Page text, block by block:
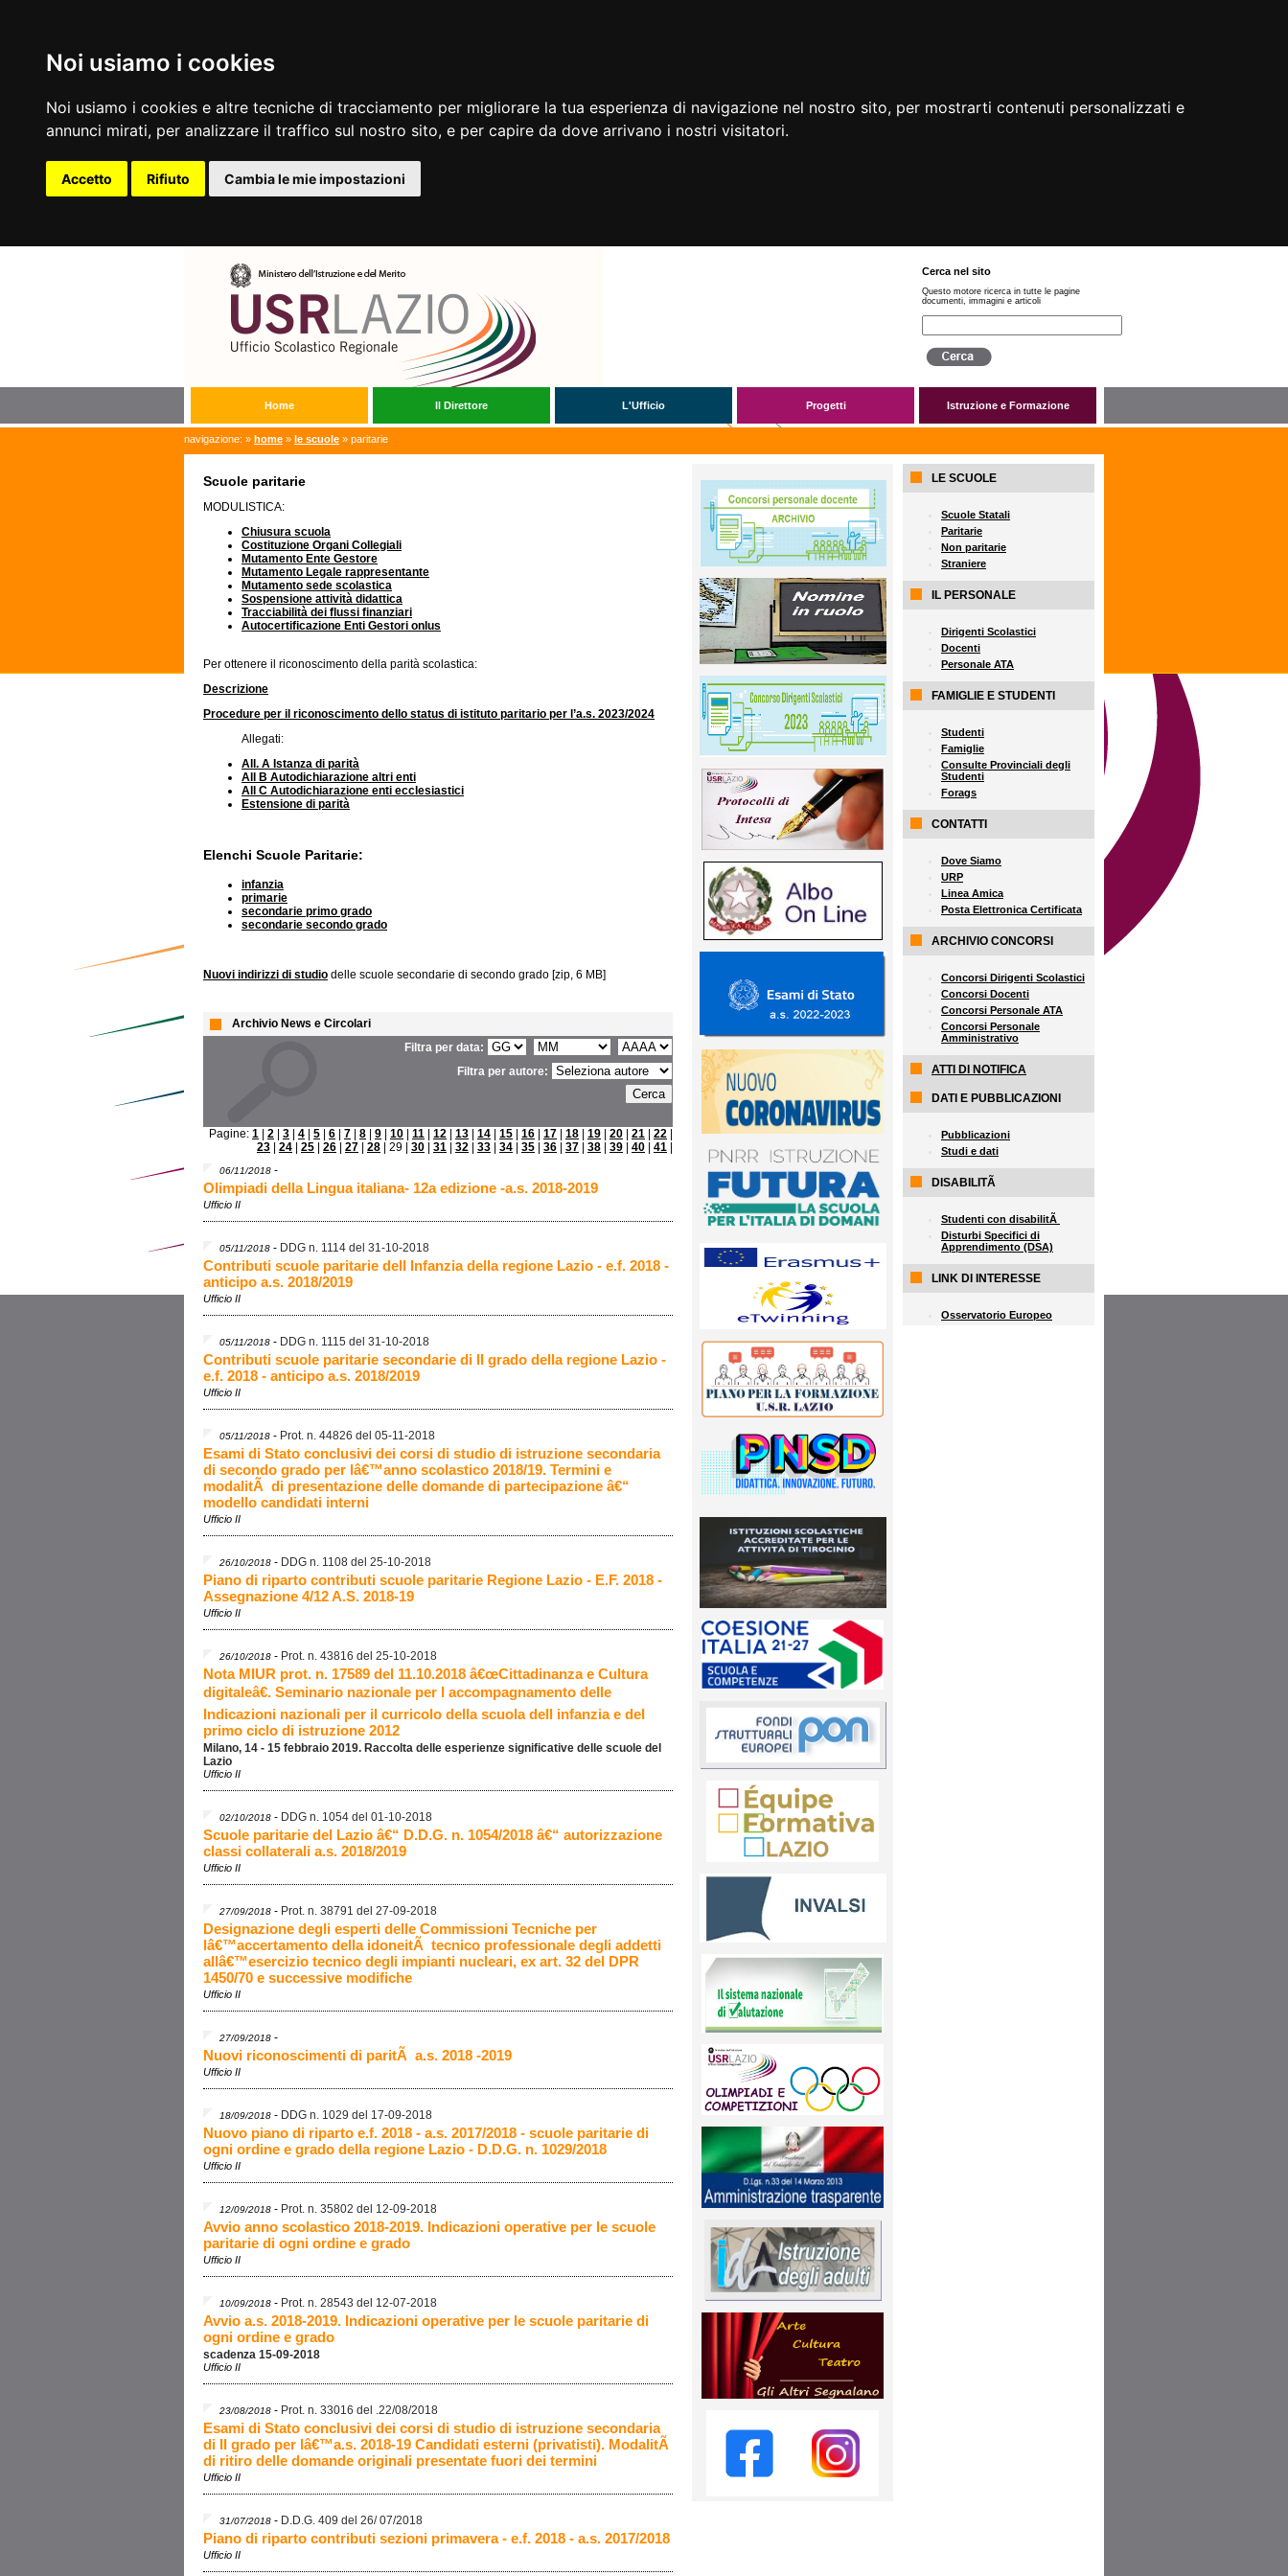
Noi usiamo i cookies
Noi usiamo i cookies e altre tecniche di tracciamento per migliorare la tua esperienza di navigazione nel nostro sito, per mostrarti contenuti personalizzati e
annunci mirati, per analizzare il traffico sul nostro sito, e per capire da dove arrivano i nostri visitatori.
Accetto Rifiuto Cambia le mie impostazioni
Cerca nel sito
Questo motore ricerca in tutte le pagine
documenti, immagini e articoli
Home Il Direttore L'Ufficio Progetti Istruzione e Formazione
navigazione: » home » le scuole » paritarie
Scuole paritarie
MODULISTICA:
Chiusura scuola
Costituzione Organi Collegiali
Mutamento Ente Gestore
Mutamento Legale rappresentante
Mutamento sede scolastica
Sospensione attività didattica
Tracciabilità dei flussi finanziari
Autocertificazione Enti Gestori onlus
Per ottenere il riconoscimento della parità scolastica:
Descrizione
Procedure per il riconoscimento dello status di istituto paritario per l’a.s. 2023/2024
Allegati:
All. A Istanza di parità
All B Autodichiarazione altri enti
All C Autodichiarazione enti ecclesiastici
Estensione di parità
Elenchi Scuole Paritarie:
infanzia
primarie
secondarie primo grado
secondarie secondo grado
Nuovi indirizzi di studio delle scuole secondarie di secondo grado [zip, 6 MB]
Archivio News e Circolari
Filtra per data:
Filtra per autore:
Pagine: 1 2 3 4 5 6 7 8 9 10 11 12 13 14 15 16 17 18 19 20 21 22
23
24 25 26 27 28 | 29 | 30 31 32 33 34 35 36 37 38 39 40 41
06/11/2018 -
Olimpiadi della Lingua italiana- 12a edizione -a.s. 2018-2019
Ufficio II
05/11/2018 - DDG n. 1114 del 31-10-2018
Contributi scuole paritarie dell Infanzia della regione Lazio - e.f. 2018 -
anticipo a.s. 2018/2019
Ufficio II
05/11/2018 - DDG n. 1115 del 31-10-2018
Contributi scuole paritarie secondarie di II grado della regione Lazio -
e.f. 2018 - anticipo a.s. 2018/2019
Ufficio II
05/11/2018 - Prot. n. 44826 del 05-11-2018
Esami di Stato conclusivi dei corsi di studio di istruzione secondaria
di secondo grado per lâ€™anno scolastico 2018/19. Termini e
modalitÃ di presentazione delle domande di partecipazione â€“
modello candidati interni
Ufficio II
26/10/2018 - DDG n. 1108 del 25-10-2018
Piano di riparto contributi scuole paritarie Regione Lazio - E.F. 2018 -
Assegnazione 4/12 A.S. 2018-19
Ufficio II
26/10/2018 - Prot. n. 43816 del 25-10-2018
Nota MIUR prot. n. 17589 del 11.10.2018 â€œCittadinanza e Cultura
digitaleâ€. Seminario nazionale per l accompagnamento delle
Indicazioni nazionali per il curricolo della scuola dell infanzia e del
primo ciclo di istruzione 2012
Milano, 14 - 15 febbraio 2019. Raccolta delle esperienze significative delle scuole del
Lazio
Ufficio II
02/10/2018 - DDG n. 1054 del 01-10-2018
Scuole paritarie del Lazio â€“ D.D.G. n. 1054/2018 â€“ autorizzazione
classi collaterali a.s. 2018/2019
Ufficio II
27/09/2018 - Prot. n. 38791 del 27-09-2018
Designazione degli esperti delle Commissioni Tecniche per
lâ€™accertamento della idoneitÃ tecnico professionale degli addetti
allâ€™esercizio tecnico degli impianti nucleari, ex art. 32 del DPR
1450/70 e successive modifiche
Ufficio II
27/09/2018 -
Nuovi riconoscimenti di paritÃ a.s. 2018 -2019
Ufficio II
18/09/2018 - DDG n. 1029 del 17-09-2018
Nuovo piano di riparto e.f. 2018 - a.s. 2017/2018 - scuole paritarie di
ogni ordine e grado della regione Lazio - D.D.G. n. 1029/2018
Ufficio II
12/09/2018 - Prot. n. 35802 del 12-09-2018
Avvio anno scolastico 2018-2019. Indicazioni operative per le scuole
paritarie di ogni ordine e grado
Ufficio II
10/09/2018 - Prot. n. 28543 del 12-07-2018
Avvio a.s. 2018-2019. Indicazioni operative per le scuole paritarie di
ogni ordine e grado
scadenza 15-09-2018
Ufficio II
23/08/2018 - Prot. n. 33016 del .22/08/2018
Esami di Stato conclusivi dei corsi di studio di istruzione secondaria
di II grado per lâ€™a.s. 2018-19 Candidati esterni (privatisti). ModalitÃ
di ritiro delle domande originali presentate fuori dei termini
Ufficio II
31/07/2018 - D.D.G. 409 del 26/ 07/2018
Piano di riparto contributi sezioni primavera - e.f. 2018 - a.s. 2017/2018
Ufficio II
LE SCUOLE
Scuole Statali
Paritarie
Non paritarie
Straniere
IL PERSONALE
Dirigenti Scolastici
Docenti
Personale ATA
FAMIGLIE E STUDENTI
Studenti
Famiglie
Consulte Provinciali degli
Studenti
Forags
CONTATTI
Dove Siamo
URP
Linea Amica
Posta Elettronica Certificata
ARCHIVIO CONCORSI
Concorsi Dirigenti Scolastici
Concorsi Docenti
Concorsi Personale ATA
Concorsi Personale
Amministrativo
ATTI DI NOTIFICA
DATI E PUBBLICAZIONI
Pubblicazioni
Studi e dati
DISABILITÃ
Studenti con disabilitÃ
Disturbi Specifici di
Apprendimento (DSA)
LINK DI INTERESSE
Osservatorio Europeo